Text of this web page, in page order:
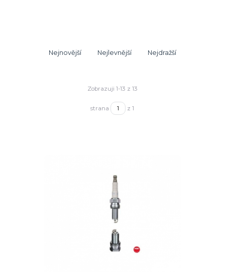
Nejnovější Nejlevnější Nejdražší
Zobrazuji 1-13 z 13
strana z 1